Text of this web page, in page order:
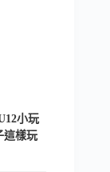
小玩
這樣玩